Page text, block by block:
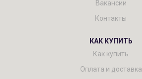
Вакансии
Контакты
КАК КУПИТЬ
Как купить
Оплата и доставка